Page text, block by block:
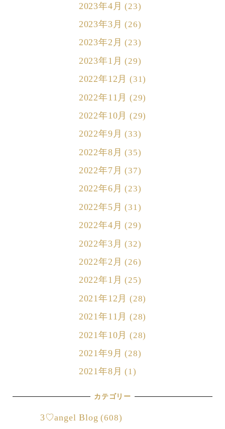
2023年4月 (23)
2023年3月 (26)
2023年2月 (23)
2023年1月 (29)
2022年12月 (31)
2022年11月 (29)
2022年10月 (29)
2022年9月 (33)
2022年8月 (35)
2022年7月 (37)
2022年6月 (23)
2022年5月 (31)
2022年4月 (29)
2022年3月 (32)
2022年2月 (26)
2022年1月 (25)
2021年12月 (28)
2021年11月 (28)
2021年10月 (28)
2021年9月 (28)
2021年8月 (1)
カテゴリー
3♡angel Blog (608)